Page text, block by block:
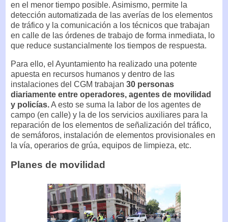
en el menor tiempo posible. Asimismo, permite la
detección automatizada de las averías de los elementos
de tráfico y la comunicación a los técnicos que trabajan
en calle de las órdenes de trabajo de forma inmediata, lo
que reduce sustancialmente los tiempos de respuesta.
Para ello, el Ayuntamiento ha realizado una potente
apuesta en recursos humanos y dentro de las
instalaciones del CGM trabajan 30 personas
diariamente entre operadores, agentes de movilidad
y policías.A esto se suma la labor de los agentes de
campo (en calle) y la de los servicios auxiliares para la
reparación de los elementos de señalización del tráfico,
de semáforos, instalación de elementos provisionales en
la vía, operarios de grúa, equipos de limpieza, etc.
Planes de movilidad